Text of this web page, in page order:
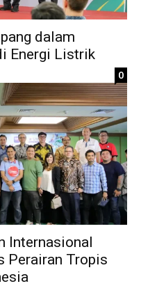
dalam
Energi Listrik
0
Internasional
Perairan Tropis